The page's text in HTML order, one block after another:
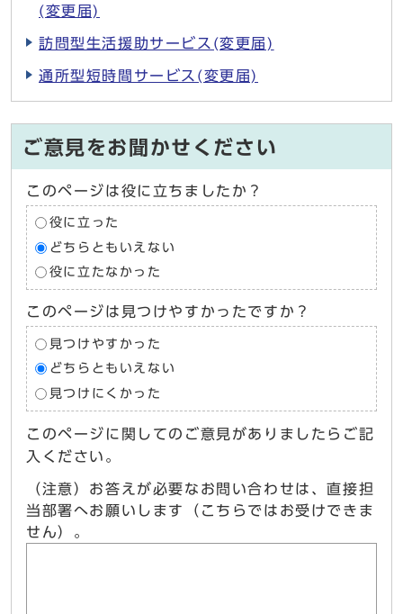
(変更届)
訪問型生活援助サービス(変更届)
通所型短時間サービス(変更届)
ご意見をお聞かせください
このページは役に立ちましたか？
役に立った
どちらともいえない
役に立たなかった
このページは見つけやすかったですか？
見つけやすかった
どちらともいえない
見つけにくかった
このページに関してのご意見がありましたらご記
入ください。
（注意）お答えが必要なお問い合わせは、直接担
当部署へお願いします（こちらではお受けできま
せん）。